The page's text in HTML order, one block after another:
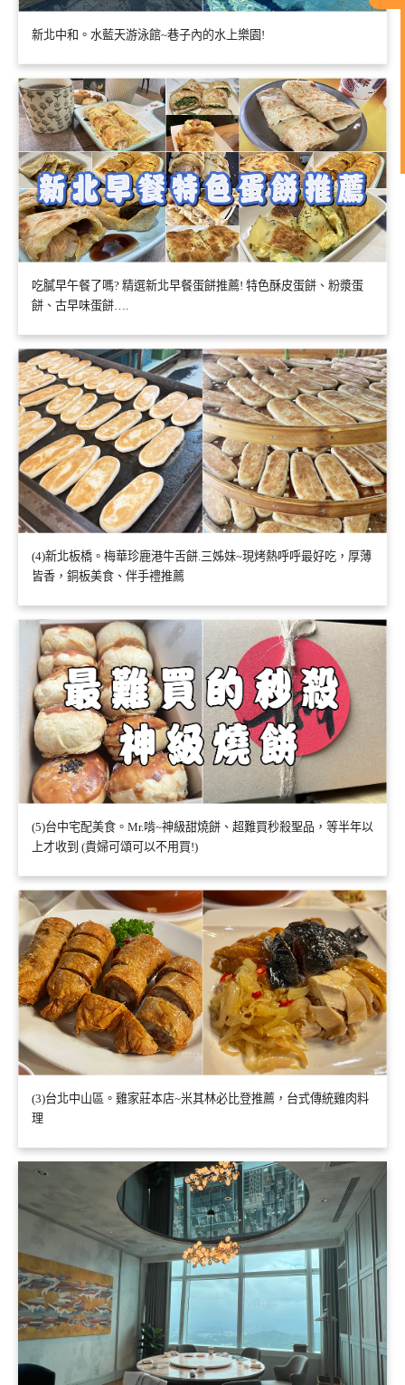
新北中和。水藍天游泳館~巷子內的水上樂園!
吃膩早午餐了嗎? 精選新北早餐蛋餅推薦! 特色酥皮蛋餅、粉漿蛋
餅、古早味蛋餅….
(4)新北板橋。梅華珍鹿港牛舌餅.三姊妹~現烤熱呼呼最好吃，厚薄
皆香，銅板美食、伴手禮推薦
(5)台中宅配美食。Mr.啃~神級甜燒餅、超難買秒殺聖品，等半年以
上才收到 (貴婦可頌可以不用買!)
(3)台北中山區。雞家莊本店~米其林必比登推薦，台式傳統雞肉料
理